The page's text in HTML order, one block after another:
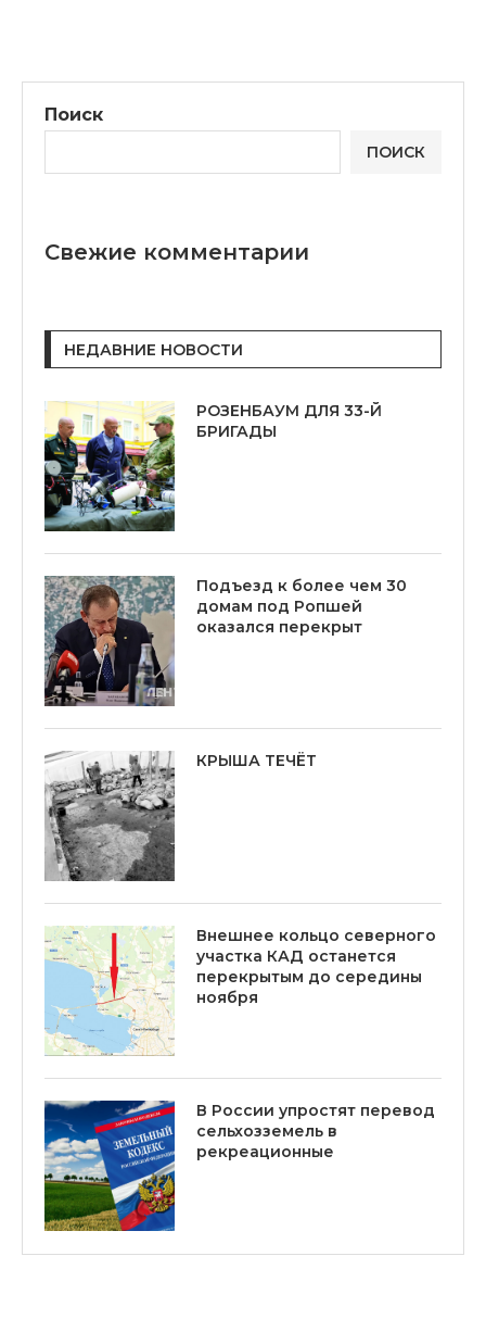
Поиск
ПОИСК
Свежие комментарии
НЕДАВНИЕ НОВОСТИ
РОЗЕНБАУМ ДЛЯ 33-Й
БРИГАДЫ
Подъезд к более чем 30
домам под Ропшей
оказался перекрыт
КРЫША ТЕЧЁТ
Внешнее кольцо северного
участка КАД останется
перекрытым до середины
ноября
В России упростят перевод
сельхозземель в
рекреационные